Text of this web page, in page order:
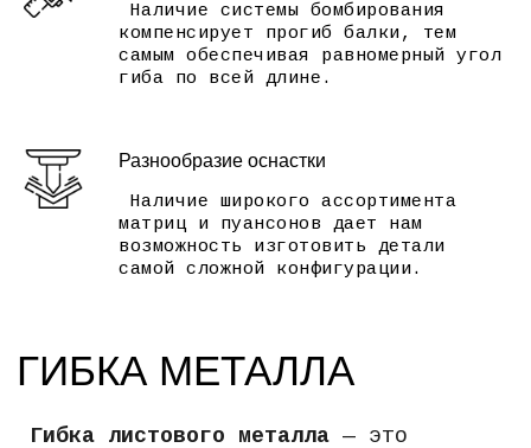
Наличие системы бомбирования
компенсирует прогиб балки, тем
самым обеспечивая равномерный угол
гиба по всей длине.
Разнообразие оснастки
Наличие широкого ассортимента
матриц и пуансонов дает нам
возможность изготовить детали
самой сложной конфигурации.
от 10 ₽/гиб
Гидравлическая система с ЧПУ
автоматически компенсирует прогиб
траверсы, благодаря чему точность
сохраняется даже на максимальной длине
электроники будут иметь одинаково
чистую линию сгиба. Никакой ручной
доводки — деталь готова к покраске,
сварке или сборке сразу после гибки.
Отрасли применения:
промышленного оборудования.
Строительство:
элементы
металлические каркасы и усиленные